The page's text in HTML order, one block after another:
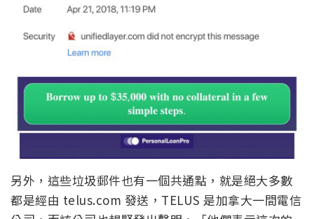
另外，這些垃圾郵件也有一個共通點，就是絕大多數
都是經由 telus.com 發送，TELUS 是加拿大一間電信